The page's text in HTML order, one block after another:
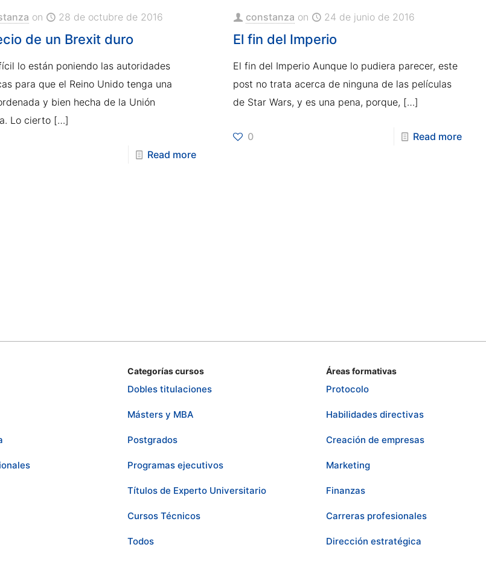
on 28 de octubre de 2016
de un Brexit duro
lo están poniendo las autoridades
para que el Reino Unido tenga una
y bien hecha de la Unión
Lo cierto […]
Read more
constanza on 24 de junio de 2016
El fin del Imperio
El fin del Imperio Aunque lo pudiera parecer, este
post no trata acerca de ninguna de las películas
de Star Wars, y es una pena, porque, […]
0 Read more
Categorías cursos
Dobles titulaciones
Másters y MBA
Postgrados
Programas ejecutivos
Títulos de Experto Universitario
Cursos Técnicos
Todos
Áreas formativas
Protocolo
Habilidades directivas
Creación de empresas
Marketing
Finanzas
Carreras profesionales
Dirección estratégica